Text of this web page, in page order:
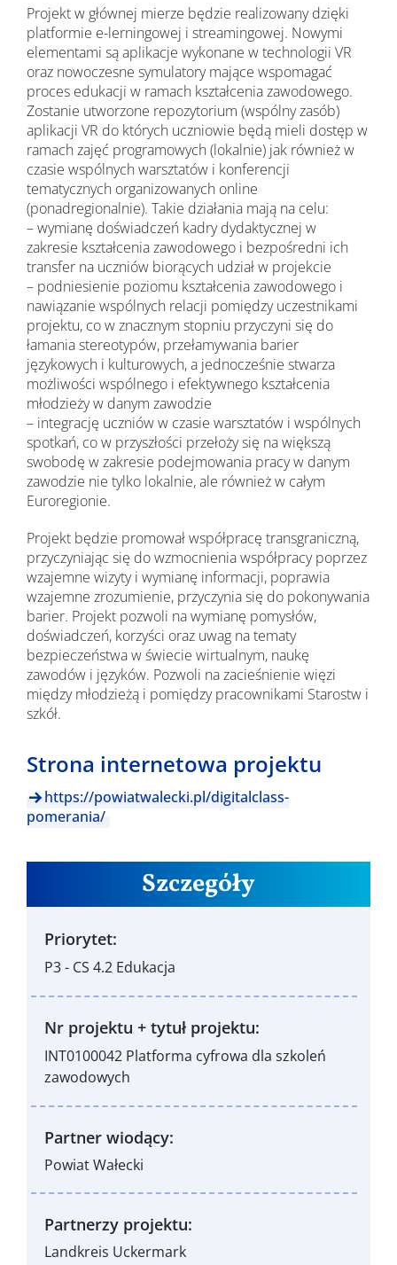
Projekt w głównej mierze będzie realizowany dzięki
platformie e-lerningowej i streamingowej. Nowymi
elementami są aplikacje wykonane w technologii VR
oraz nowoczesne symulatory mające wspomagać
proces edukacji w ramach kształcenia zawodowego.
Zostanie utworzone repozytorium (wspólny zasób)
aplikacji VR do których uczniowie będą mieli dostęp w
ramach zajęć programowych (lokalnie) jak również w
czasie wspólnych warsztatów i konferencji
tematycznych organizowanych online
(ponadregionalnie). Takie działania mają na celu:
– wymianę doświadczeń kadry dydaktycznej w
zakresie kształcenia zawodowego i bezpośredni ich
transfer na uczniów biorących udział w projekcie
– podniesienie poziomu kształcenia zawodowego i
nawiązanie wspólnych relacji pomiędzy uczestnikami
projektu, co w znacznym stopniu przyczyni się do
łamania stereotypów, przełamywania barier
językowych i kulturowych, a jednocześnie stwarza
możliwości wspólnego i efektywnego kształcenia
młodzieży w danym zawodzie
– integrację uczniów w czasie warsztatów i wspólnych
spotkań, co w przyszłości przełoży się na większą
swobodę w zakresie podejmowania pracy w danym
zawodzie nie tylko lokalnie, ale również w całym
Euroregionie.
Projekt będzie promował współpracę transgraniczną,
przyczyniając się do wzmocnienia współpracy poprzez
wzajemne wizyty i wymianę informacji, poprawia
wzajemne zrozumienie, przyczynia się do pokonywania
barier. Projekt pozwoli na wymianę pomysłów,
doświadczeń, korzyści oraz uwag na tematy
bezpieczeństwa w świecie wirtualnym, naukę
zawodów i języków. Pozwoli na zacieśnienie więzi
między młodzieżą i pomiędzy pracownikami Starostw i
szkół.
Strona internetowa projektu
https://powiatwalecki.pl/digitalclass-
pomerania/
Szczegóły
Priorytet:
P3 - CS 4.2 Edukacja
Nr projektu + tytuł projektu:
INT0100042 Platforma cyfrowa dla szkoleń
zawodowych
Partner wiodący:
Powiat Wałecki
Partnerzy projektu:
Landkreis Uckermark